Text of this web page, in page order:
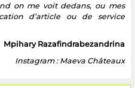
on me voit dedans, ou mes
d’article ou de service
Mpihary Razafindrabezandrina
Instagram : Maeva Châteaux